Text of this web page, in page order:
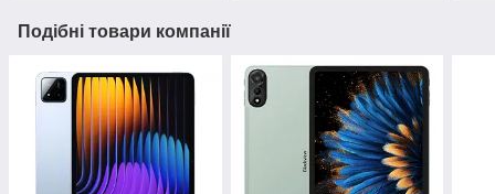
Подібні товари компанії